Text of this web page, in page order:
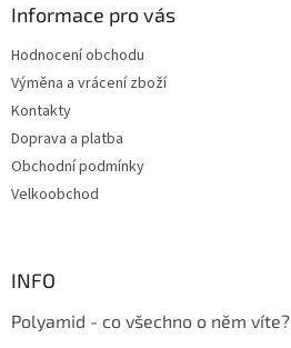
Informace pro vás
Hodnocení obchodu
Výměna a vrácení zboží
Kontakty
Doprava a platba
Obchodní podmínky
Velkoobchod
INFO
Polyamid - co všechno o něm víte?